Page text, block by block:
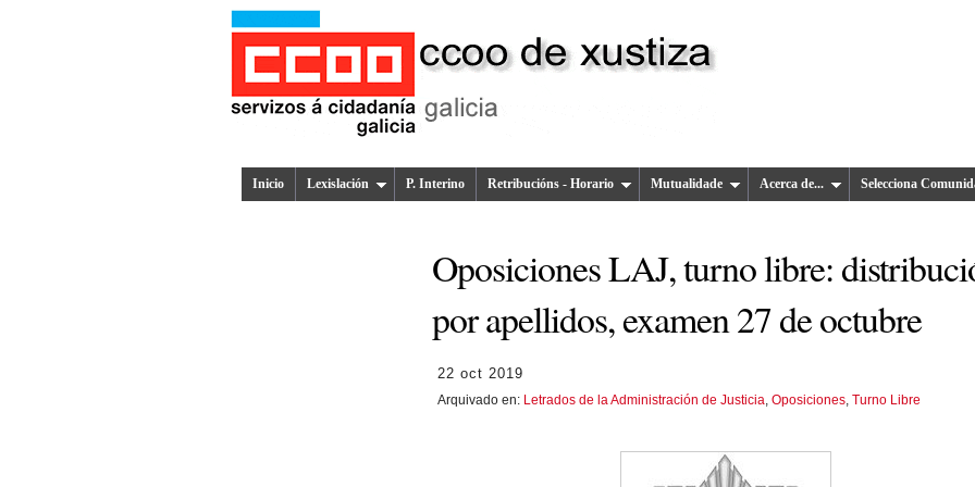
Inicio Lexislación P. Interino Retribucións - Horario Mutualidade Acerca de... Selecciona
Oposiciones LAJ, turno libre:
por apellidos, examen 27 de octubre
22 oct 2019
Arquivado en: Letrados de la Administración de Justicia Oposiciones Turno Libre